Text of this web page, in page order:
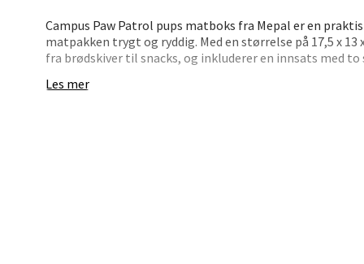
Campus Paw Patrol pups matboks fra Mepal er en
matpakken trygt og ryddig. Med en størrelse på 17,5 x
fra brødskiver til snacks, og inkluderer en innsats med
Den smarte lukkemekanismen sikrer at lokket holder
Les mer